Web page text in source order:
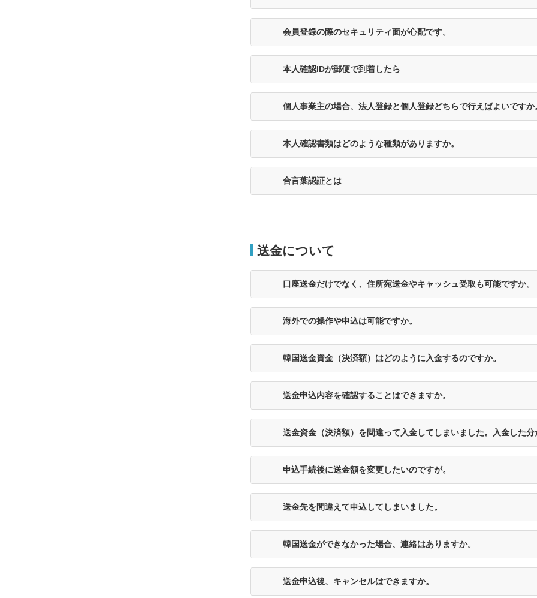
会員登録の際のセキュリティ面が心配です。
本人確認IDが郵便で到着したら
個人事業主の場合、法人登録と個人登録どちらで行えばよいですか
本人確認書類はどのような種類がありますか。
合言葉認証とは
送金について
口座送金だけでなく、住所宛送金やキャッシュ受取も可能ですか。
海外での操作や申込は可能ですか。
韓国送金資金（決済額）はどのように入金するのですか。
送金申込内容を確認することはできますか。
送金資金（決済額）を間違って入金してしまいました。入金した
申込手続後に送金額を変更したいのですが。
送金先を間違えて申込してしまいました。
韓国送金ができなかった場合、連絡はありますか。
送金申込後、キャンセルはできますか。